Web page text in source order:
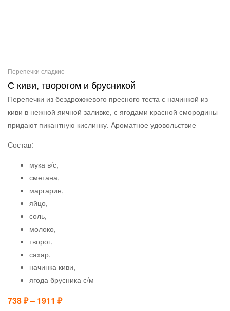
Перепечки сладкие
С киви, творогом и брусникой
Перепечки из бездрожжевого пресного теста с начинкой из
киви в нежной яичной заливке, с ягодами красной смородины
придают пикантную кислинку. Ароматное удовольствие
Состав:
мука в/с,
сметана,
маргарин,
яйцо,
соль,
молоко,
творог,
сахар,
начинка киви,
ягода брусника с/м
738₽– 1911 ₽